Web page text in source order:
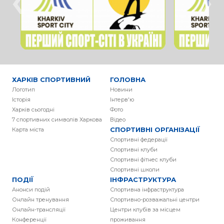
ХАРКІВ СПОРТИВНИЙ
Логотип
Історія
Харків сьогодні
7 спортивних символів Харкова
Карта міста
ГОЛОВНА
Новини
Інтерв'ю
Фото
Вiдео
СПОРТИВНІ ОРГАНІЗАЦІЇ
Спортивні федерації
Спортивні клуби
Спортивні фітнес клуби
Спортивні школи
ПОДІЇ
Анонси подій
Онлайн тренування
Онлайн-трансляції
Конференції
ІНФРАСТРУКТУРА
Спортивна інфраструктура
Спортивно-розважальні центри
Центри клубів за місцем
проживання